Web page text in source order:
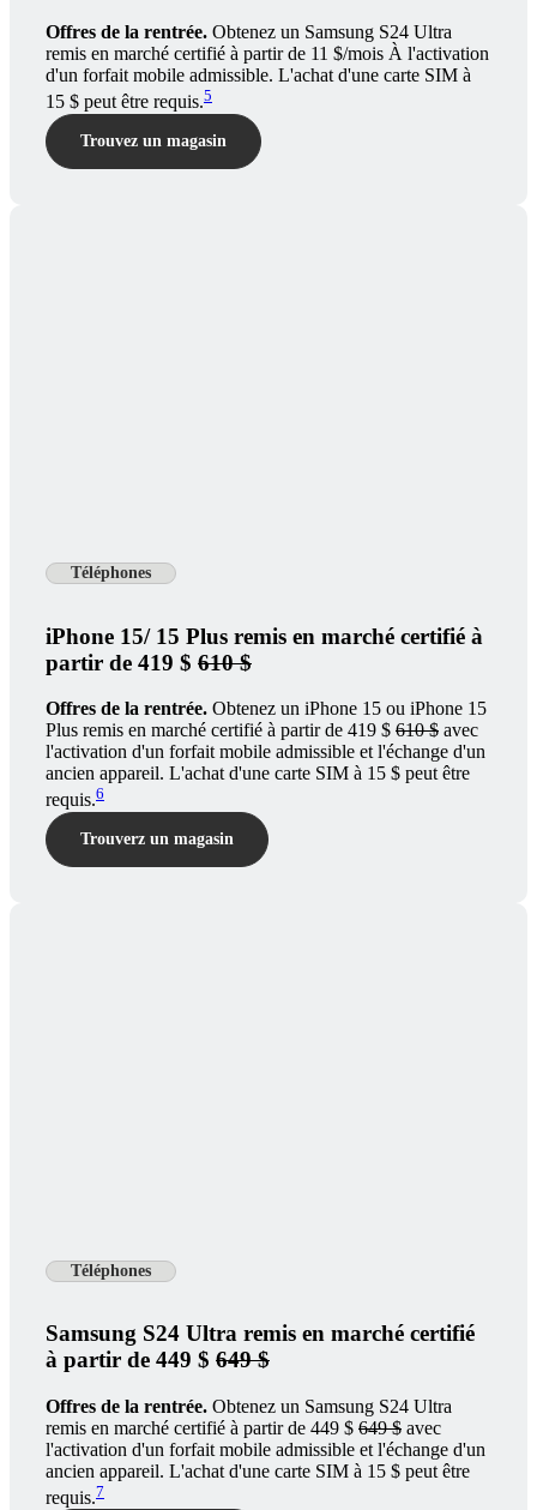
Offres de la rentrée. Obtenez un Samsung S24 Ultra
remis en marché certifié à partir de 11 $/mois À l'activation
d'un forfait mobile admissible. L'achat d'une carte SIM à
15 $ peut être requis.5
Trouvez un magasin
Téléphones
iPhone 15/ 15 Plus remis en marché certifié à
partir de 419 $ 610 $
Offres de la rentrée. Obtenez un iPhone 15 ou iPhone 15
Plus remis en marché certifié à partir de 419 $ 610 $ avec
l'activation d'un forfait mobile admissible et l'échange d'un
ancien appareil. L'achat d'une carte SIM à 15 $ peut être
requis.6
Trouverz un magasin
Téléphones
Samsung S24 Ultra remis en marché certifié
à partir de 449 $ 649 $
Offres de la rentrée. Obtenez un Samsung S24 Ultra
remis en marché certifié à partir de 449 $ 649 $ avec
l'activation d'un forfait mobile admissible et l'échange d'un
ancien appareil. L'achat d'une carte SIM à 15 $ peut être
requis.7